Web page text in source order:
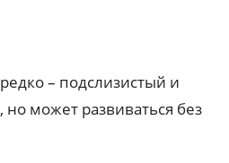
– подслизистый и
но может развиваться без